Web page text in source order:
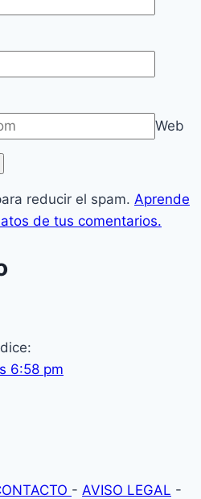
Web
reducir el spam. Aprende
de tus comentarios.
dice:
6:58 pm
- AVISO LEGAL -